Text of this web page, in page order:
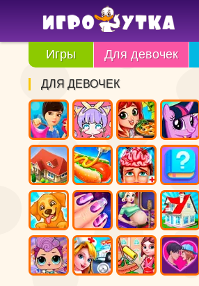
Игры Для девочек
ДЛЯ ДЕВОЧЕК